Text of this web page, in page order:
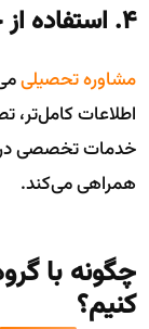
۴. استفاده از خدمات
مشاوره تحصیلی
اطلاعات کامل‌تر،
خدمات تخصصی در
همراهی می‌کند.
چگونه با
کنیم؟